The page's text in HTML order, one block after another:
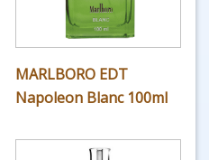
MARLBORO EDT
Napoleon Blanc 100ml